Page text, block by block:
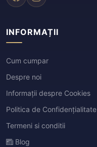
INFORMAȚII
Cum cumpar
Despre noi
Informații despre Cookies
Politica de Confidențialitate
Termeni si conditii
Blog